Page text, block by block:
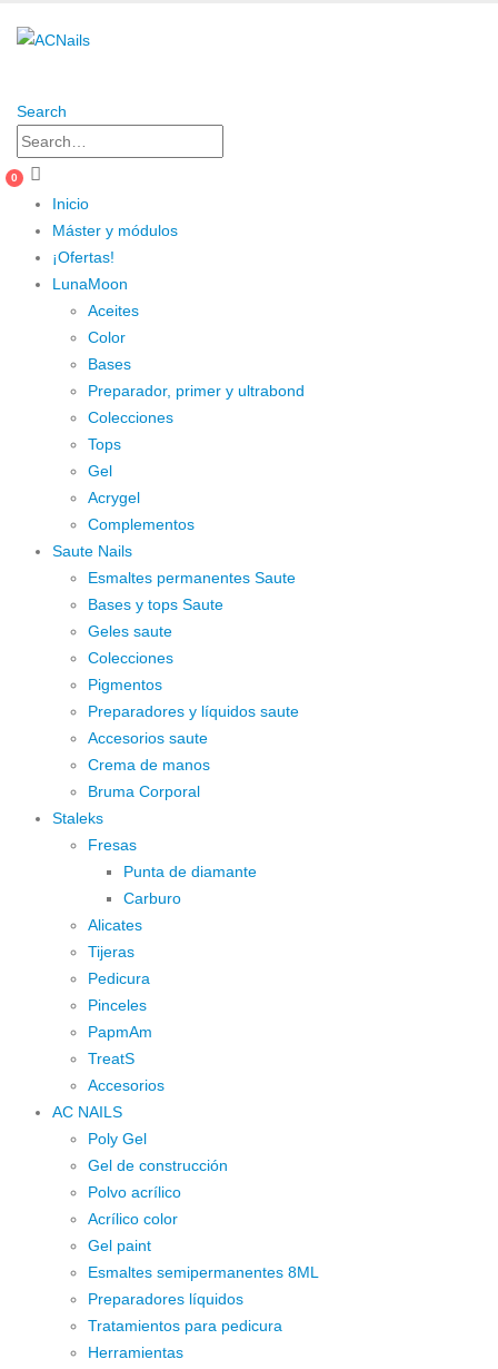
Search
0
Inicio
Máster y módulos
¡Ofertas!
LunaMoon
Aceites
Color
Bases
Preparador, primer y ultrabond
Colecciones
Tops
Gel
Acrygel
Complementos
Saute Nails
Esmaltes permanentes Saute
Bases y tops Saute
Geles saute
Colecciones
Pigmentos
Preparadores y líquidos saute
Accesorios saute
Crema de manos
Bruma Corporal
Staleks
Fresas
Punta de diamante
Carburo
Alicates
Tijeras
Pedicura
Pinceles
PapmAm
TreatS
Accesorios
AC NAILS
Poly Gel
Gel de construcción
Polvo acrílico
Acrílico color
Gel paint
Esmaltes semipermanentes 8ML
Preparadores líquidos
Tratamientos para pedicura
Herramientas